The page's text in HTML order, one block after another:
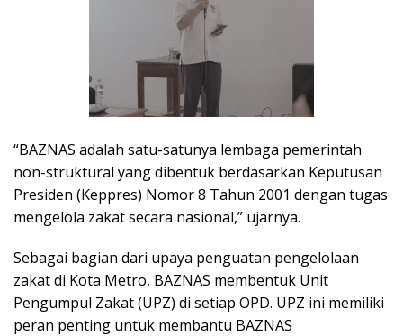
“BAZNAS adalah satu-satunya lembaga pemerintah
non-struktural yang dibentuk berdasarkan Keputusan
Presiden (Keppres) Nomor 8 Tahun 2001 dengan tugas
mengelola zakat secara nasional,” ujarnya.
Sebagai bagian dari upaya penguatan pengelolaan
zakat di Kota Metro, BAZNAS membentuk Unit
Pengumpul Zakat (UPZ) di setiap OPD. UPZ ini memiliki
peran penting untuk membantu BAZNAS